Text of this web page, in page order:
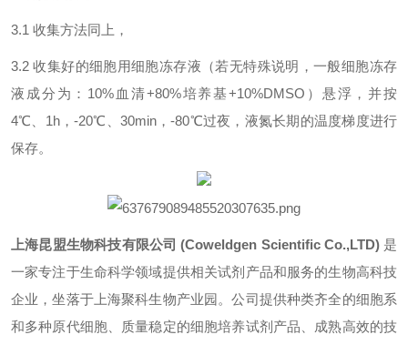
3.1 收集方法同上，
3.2 收集好的细胞用细胞冻存液（若无特殊说明，一般细胞冻存
液成分为：10%血清+80%培养基+10%DMSO）悬浮，并按
4℃、1h，-20℃、30min，-80℃过夜，液氮长期的温度梯度进行
保存。
上海昆盟生物科技有限公司 (Coweldgen Scientific Co.,LTD)是
一家专注于生命科学领域提供相关试剂产品和服务的生物高科技
企业，坐落于上海聚科生物产业园。公司提供种类齐全的细胞系
和多种原代细胞、质量稳定的细胞培养试剂产品、成熟高效的技